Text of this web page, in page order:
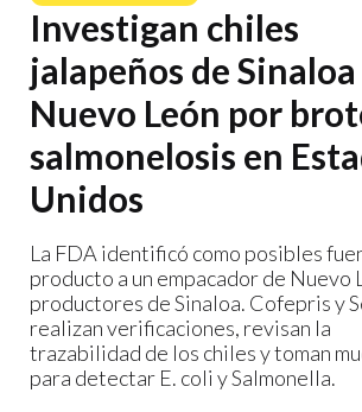
Investigan chiles
jalapeños de
Nuevo León por
salmonelosis en
Unidos
La FDA identificó como posibles
producto a un empacador de Nuevo
productores de Sinaloa. Cofepris y
realizan verificaciones, revisan la
trazabilidad de los chiles y toman
para detectar E. coli y Salmonella.